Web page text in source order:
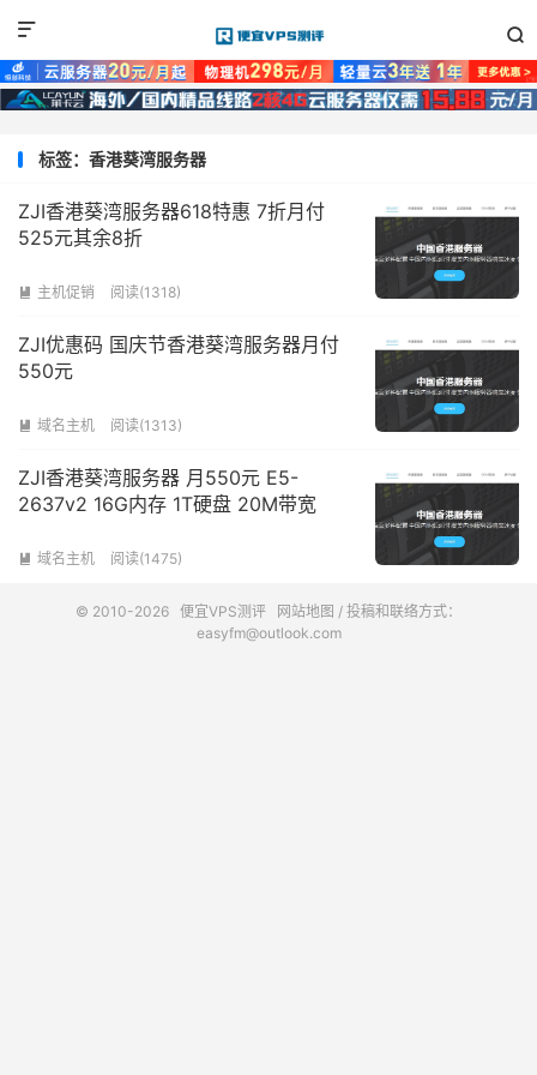


标签：香港葵湾服务器
ZJI香港葵湾服务器618特惠 7折月付
525元其余8折
 主机促销 阅读(1318)
ZJI优惠码 国庆节香港葵湾服务器月付
550元
 域名主机 阅读(1313)
ZJI香港葵湾服务器 月550元 E5-
2637v2 16G内存 1T硬盘 20M带宽
 域名主机 阅读(1475)
© 2010-2026 便宜VPS测评 网站地图 / 投稿和联络方式：
easyfm@outlook.com